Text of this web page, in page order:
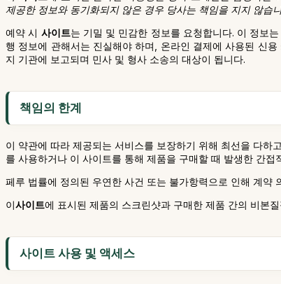
제공한 정보와 동기화되지 않은 경우 당사는 책임을 지지 않습
예약 시 사이트는 기밀 및 민감한 정보를 요청합니다. 이 정보
행 정보에 관해서는 진실해야 하며, 온라인 결제에 사용된 신
지 기관에 보고되며 민사 및 형사 소송의 대상이 됩니다.
책임의 한계
이 약관에 따라 제공되는 서비스를 보장하기 위해 최선을 다하
를 사용하거나 이 사이트를 통해 제품을 구매할 때 발생한 간
페루 법률에 정의된 우연한 사건 또는 불가항력으로 인해 계약
이사이트에 표시된 제품의 스크린샷과 구매한 제품 간의 비본
사이트 사용 및 액세스